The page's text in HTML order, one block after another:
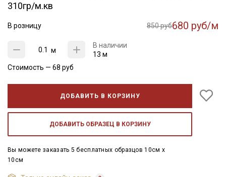
310гр/м.кв
В розницу 850 руб680 руб/м
м
В наличии
13 м
Стоимость — 68 руб
ДОБАВИТЬ В КОРЗИНУ
ДОБАВИТЬ ОБРАЗЕЦ В КОРЗИНУ
Вы можете заказать 5 бесплатных образцов 10см x
10см